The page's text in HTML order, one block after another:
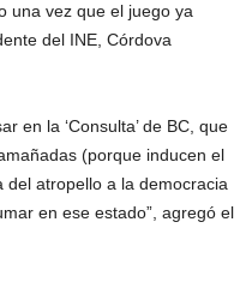
una vez que el juego ya
del INE, Córdova
en la ‘Consulta’ de BC, que
(porque inducen el
atropello a la democracia
en ese estado”, agregó el